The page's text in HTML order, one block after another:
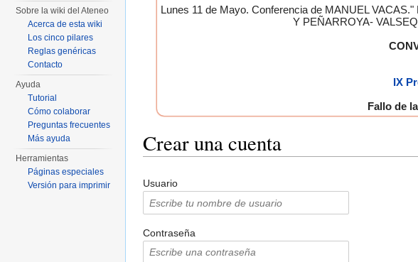
Lunes 11 de Mayo. Conferencia de MANUEL
Y PEÑARROYA-
IX
Fallo de
Crear una cuenta
Usuario
Contraseña
Sobre la wiki del Ateneo
Acerca de esta wiki
Los cinco pilares
Reglas genéricas
Contacto
Ayuda
Tutorial
Cómo colaborar
Preguntas frecuentes
Más ayuda
Herramientas
Páginas especiales
Versión para imprimir